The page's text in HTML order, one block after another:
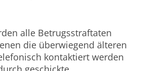
alle Betrugsstraftaten
die überwiegend älteren
kontaktiert werden